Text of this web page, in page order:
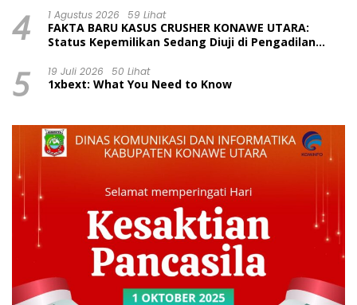
4 1 Agustus 2026 59 Lihat
FAKTA BARU KASUS CRUSHER KONAWE UTARA:
Status Kepemilikan Sedang Diuji di Pengadilan
Dinilai Prematur
5 19 Juli 2026 50 Lihat
1xbext: What You Need to Know